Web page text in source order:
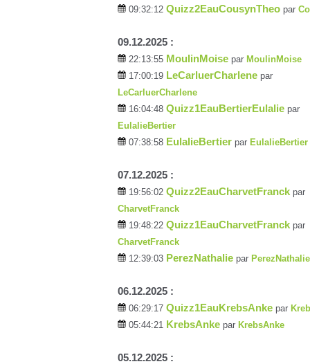
09:32:12 Quizz2EauCousynTheo par
09.12.2025 :
22:13:55 MoulinMoise par MoulinMoise
17:00:19 LeCarluerCharlene par
LeCarluerCharlene
16:04:48 Quizz1EauBertierEulalie par
EulalieBertier
07:38:58 EulalieBertier par EulalieBertier
07.12.2025 :
19:56:02 Quizz2EauCharvetFranck par
CharvetFranck
19:48:22 Quizz1EauCharvetFranck par
CharvetFranck
12:39:03 PerezNathalie par PerezNathalie
06.12.2025 :
06:29:17 Quizz1EauKrebsAnke par
05:44:21 KrebsAnke par KrebsAnke
05.12.2025 :